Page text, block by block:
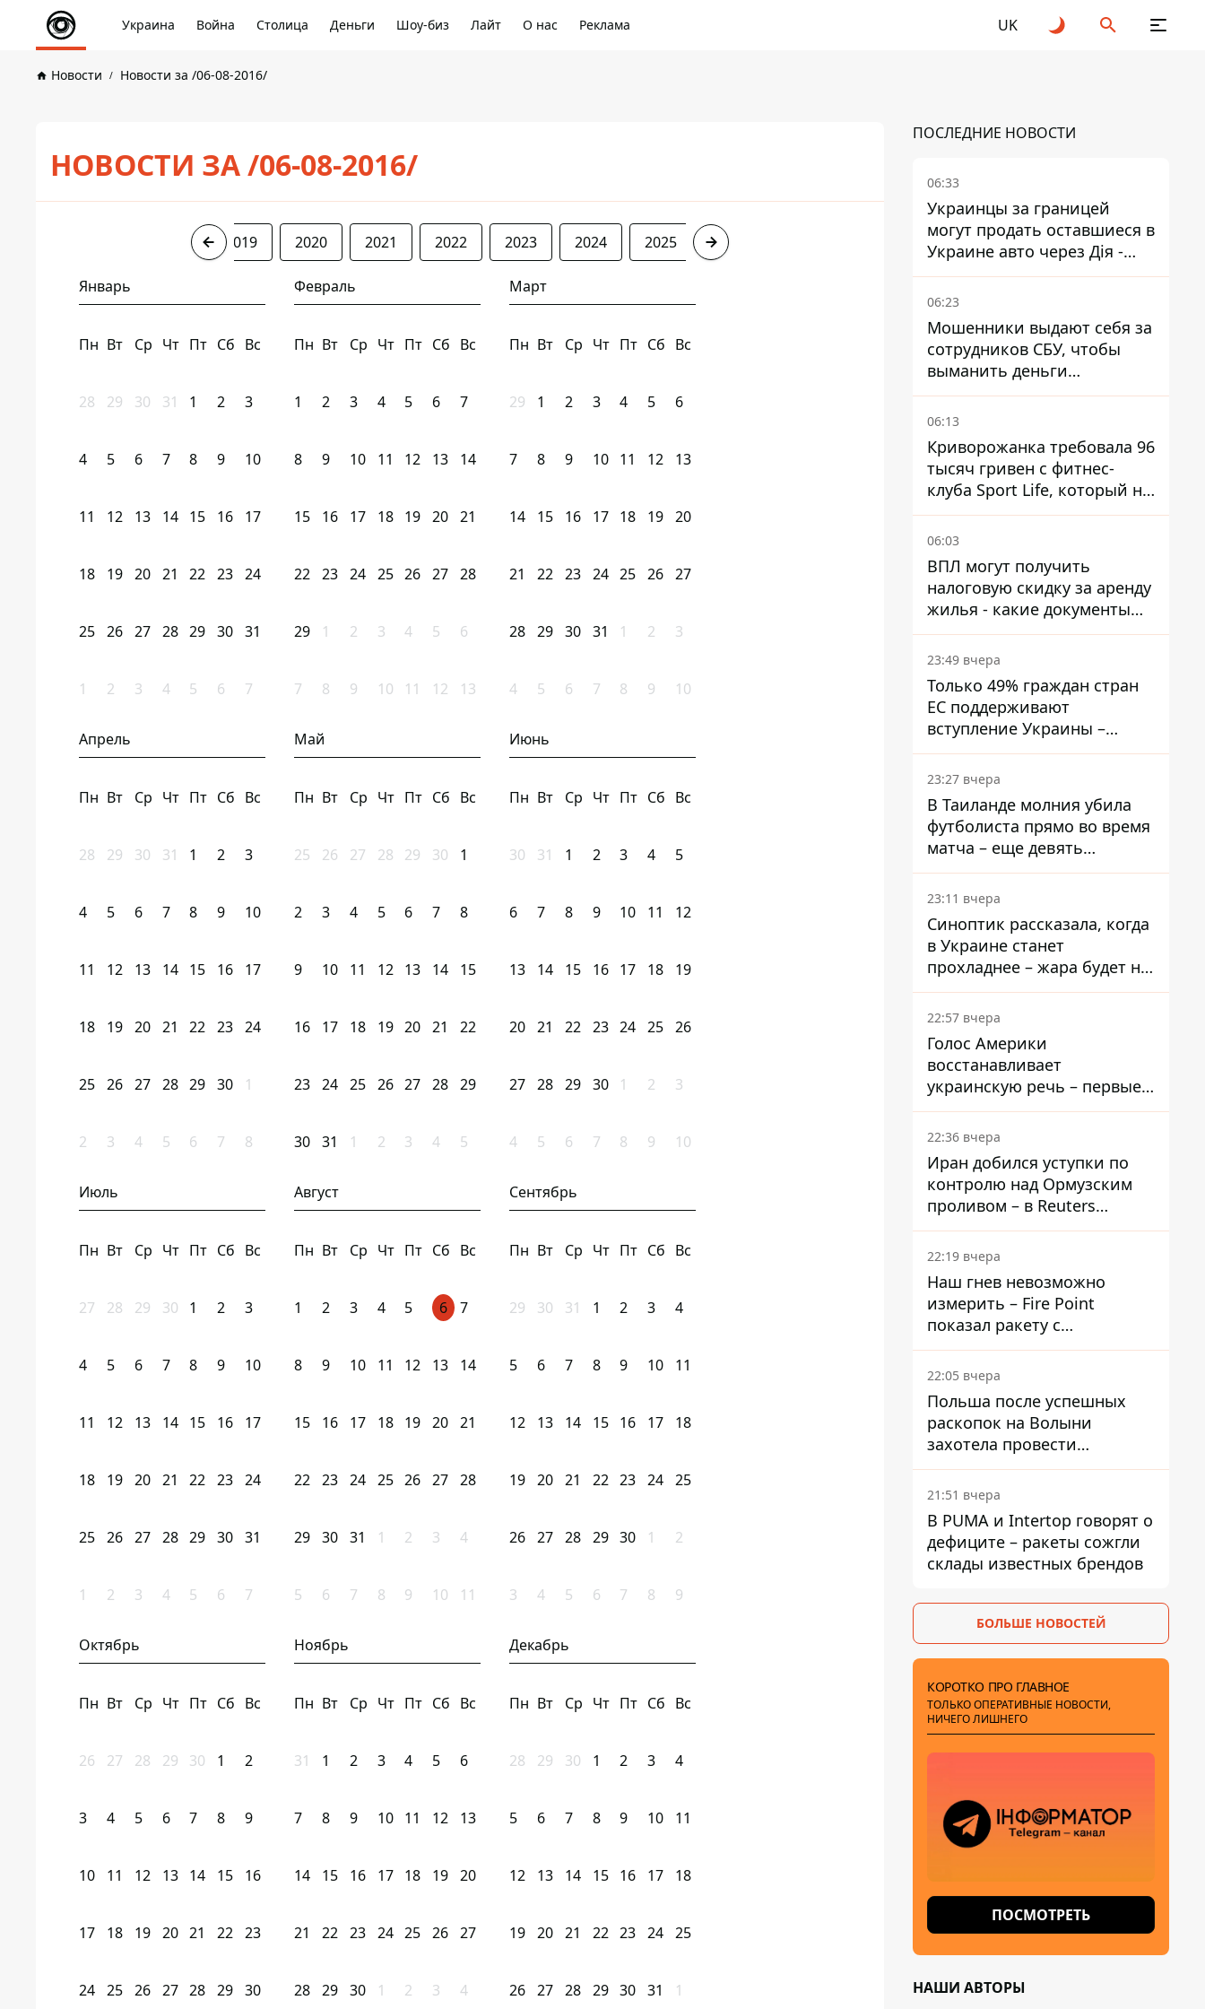
Украина Война Столица Деньги Шоу-биз Лайт О нас Реклама UK
Новости Новости за /06-08-2016/
НОВОСТИ ЗА /06-08-2016/
2019 2020 2021 2022 2023 2024 2025 2026
Январь
Пн Вт Ср Чт Пт Сб Вс
28 29 30 31 1 2 3
4 5 6 7 8 9 10
11 12 13 14 15 16 17
18 19 20 21 22 23 24
25 26 27 28 29 30 31
1 2 3 4 5 6 7
Февраль
Пн Вт Ср Чт Пт Сб Вс
1 2 3 4 5 6 7
8 9 10 11 12 13 14
15 16 17 18 19 20 21
22 23 24 25 26 27 28
29 1 2 3 4 5 6
7 8 9 10 11 12 13
Март
Пн Вт Ср Чт Пт Сб Вс
29 1 2 3 4 5 6
7 8 9 10 11 12 13
14 15 16 17 18 19 20
21 22 23 24 25 26 27
28 29 30 31 1 2 3
4 5 6 7 8 9 10
Апрель
Пн Вт Ср Чт Пт Сб Вс
28 29 30 31 1 2 3
4 5 6 7 8 9 10
11 12 13 14 15 16 17
18 19 20 21 22 23 24
25 26 27 28 29 30 1
2 3 4 5 6 7 8
Май
Пн Вт Ср Чт Пт Сб Вс
25 26 27 28 29 30 1
2 3 4 5 6 7 8
9 10 11 12 13 14 15
16 17 18 19 20 21 22
23 24 25 26 27 28 29
30 31 1 2 3 4 5
Июнь
Пн Вт Ср Чт Пт Сб Вс
30 31 1 2 3 4 5
6 7 8 9 10 11 12
13 14 15 16 17 18 19
20 21 22 23 24 25 26
27 28 29 30 1 2 3
4 5 6 7 8 9 10
Июль
Пн Вт Ср Чт Пт Сб Вс
27 28 29 30 1 2 3
4 5 6 7 8 9 10
11 12 13 14 15 16 17
18 19 20 21 22 23 24
25 26 27 28 29 30 31
1 2 3 4 5 6 7
Август
Пн Вт Ср Чт Пт Сб Вс
1 2 3 4 5 6 7
8 9 10 11 12 13 14
15 16 17 18 19 20 21
22 23 24 25 26 27 28
29 30 31 1 2 3 4
5 6 7 8 9 10 11
Сентябрь
Пн Вт Ср Чт Пт Сб Вс
29 30 31 1 2 3 4
5 6 7 8 9 10 11
12 13 14 15 16 17 18
19 20 21 22 23 24 25
26 27 28 29 30 1 2
3 4 5 6 7 8 9
Октябрь
Пн Вт Ср Чт Пт Сб Вс
26 27 28 29 30 1 2
3 4 5 6 7 8 9
10 11 12 13 14 15 16
17 18 19 20 21 22 23
24 25 26 27 28 29 30
Ноябрь
Пн Вт Ср Чт Пт Сб Вс
31 1 2 3 4 5 6
7 8 9 10 11 12 13
14 15 16 17 18 19 20
21 22 23 24 25 26 27
28 29 30 1 2 3 4
Декабрь
Пн Вт Ср Чт Пт Сб Вс
28 29 30 1 2 3 4
5 6 7 8 9 10 11
12 13 14 15 16 17 18
19 20 21 22 23 24 25
26 27 28 29 30 31 1
ПОСЛЕДНИЕ НОВОСТИ
06:33
Украинцы за границей
могут продать оставшиеся в
Украине авто через Дія -
МВД
06:23
Мошенники выдают себя за
сотрудников СБУ, чтобы
выманить деньги
украинцев
06:13
Криворожанка требовала 96
тысяч гривен с фитнес-
клуба Sport Life, который не
пускал ее в бассейн без
медицинской справки –
06:03
ВПЛ могут получить
налоговую скидку за аренду
жилья - какие документы
подать
23:49 вчера
Только 49% граждан стран
ЕС поддерживают
вступление Украины –
результаты опроса
23:27 вчера
В Таиланде молния убила
футболиста прямо во время
матча – еще девять
пострадали
23:11 вчера
Синоптик рассказала, когда
в Украине станет
прохладнее – жара будет не
долго
22:57 вчера
Голос Америки
восстанавливает
украинскую речь – первые
эфиры ожидаются на
следующей неделе
22:36 вчера
Иран добился уступки по
контролю над Ормузским
проливом – в Reuters
раскрыли детали
22:19 вчера
Наш гнев невозможно
измерить – Fire Point
показал ракету с
загадочной отметкой 723
22:05 вчера
Польша после успешных
раскопок на Волыни
захотела провести
эксгумацию в новых местах
21:51 вчера
В PUMA и Intertop говорят о
дефиците – ракеты сожгли
склады известных брендов
БОЛЬШЕ НОВОСТЕЙ
КОРОТКО ПРО ГЛАВНОЕ
ТОЛЬКО ОПЕРАТИВНЫЕ НОВОСТИ,
НИЧЕГО ЛИШНЕГО
ПОСМОТРЕТЬ
НАШИ АВТОРЫ